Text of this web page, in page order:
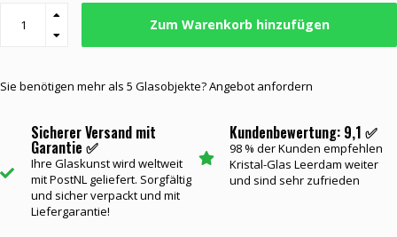
Zum Warenkorb hinzufügen
Sie benötigen mehr als 5 Glasobjekte? Angebot anfordern
Sicherer Versand mit
Garantie ✅
Ihre Glaskunst wird weltweit
mit PostNL geliefert. Sorgfältig
und sicher verpackt und mit
Liefergarantie!
Kundenbewertung: 9,1 ✅
98 % der Kunden empfehlen
Kristal-Glas Leerdam weiter
und sind sehr zufrieden